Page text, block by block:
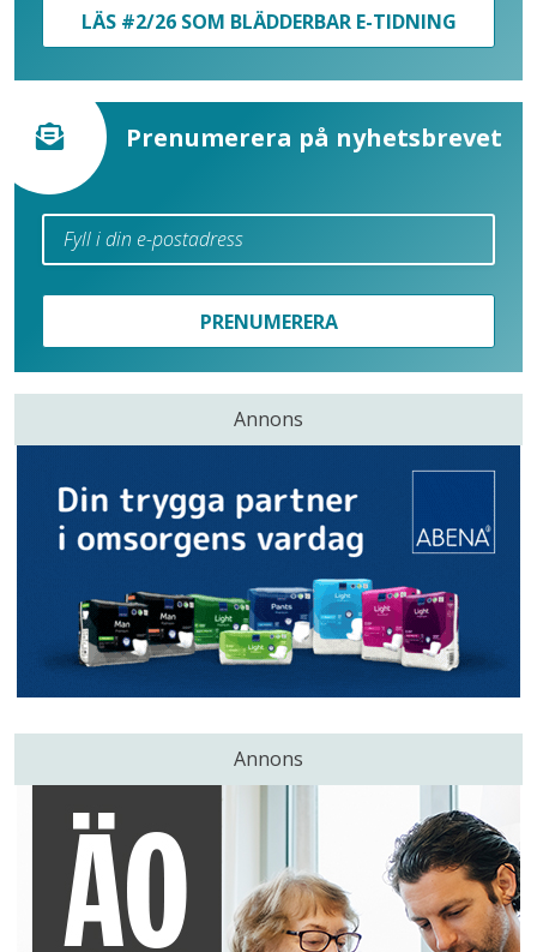
LÄS #2/26 SOM BLÄDDERBAR E-TIDNING
Prenumerera på nyhetsbrevet
PRENUMERERA
Annons
Annons